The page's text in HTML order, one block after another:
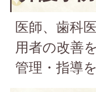
医師、歯科
用者の改善
管理・指導